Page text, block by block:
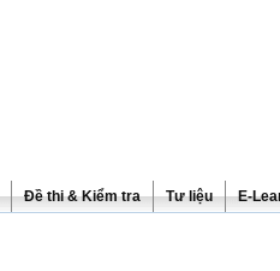
Đề thi & Kiểm tra Tư liệu E-